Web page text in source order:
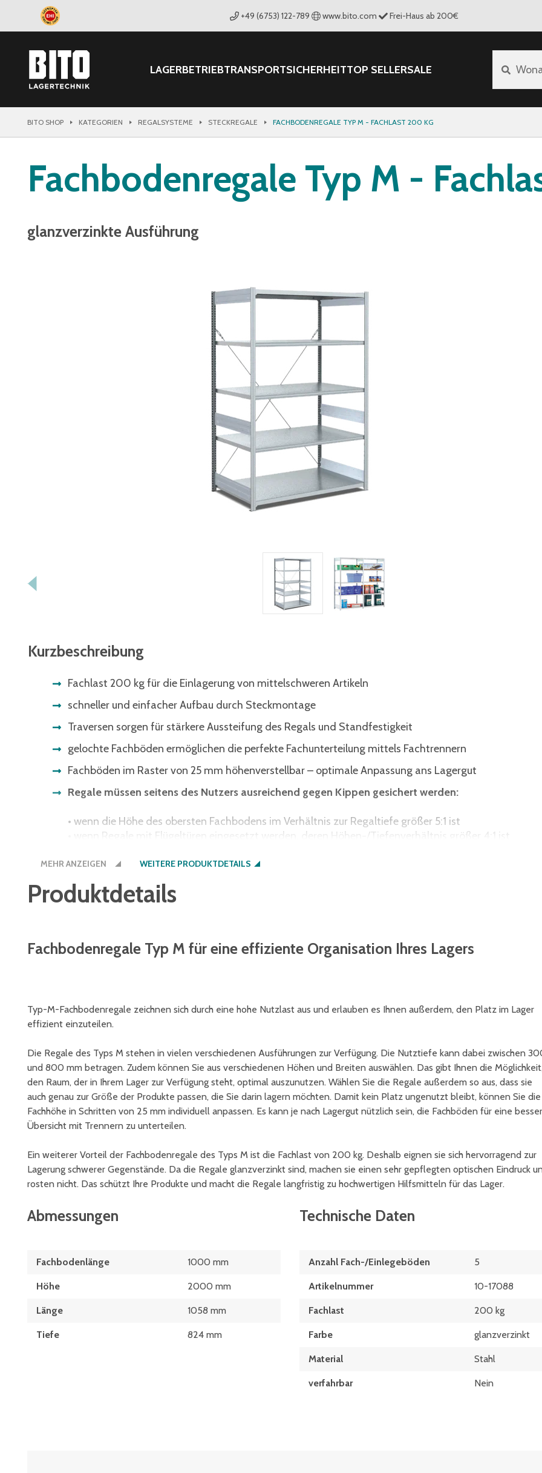
+49 (6753) 122-789 www.bito.com Frei-Haus ab 200€
LAGERBETRIEBTRANSPORTSICHERHEITTOP SELLERSALE
BITO SHOP KATEGORIEN REGALSYSTEME STECKREGALE FACHBODENREGALE TYP M - FACHLAST 200 KG
Fachbodenregale Typ M -
glanzverzinkte Ausführung
Kurzbeschreibung
Fachlast 200 kg für die Einlagerung von mittelschweren Artikeln
schneller und einfacher Aufbau durch Steckmontage
Traversen sorgen für stärkere Aussteifung des Regals und Standfestigkeit
gelochte Fachböden ermöglichen die perfekte Fachunterteilung mittels Fachtrennern
Fachböden im Raster von 25 mm höhenverstellbar – optimale Anpassung ans Lagergut
Regale müssen seitens des Nutzers ausreichend gegen Kippen gesichert werden:
• wenn die Höhe des obersten Fachbodens im Verhältnis zur Regaltiefe größer 5:1 ist
• wenn Regale mit Flügeltüren eingesetzt werden, deren Höhen-/Tiefenverhältnis größer 4:1 ist
werden
MEHR ANZEIGEN WEITERE PRODUKTDETAILS
Produktdetails
Fachbodenregale Typ M für eine effiziente Organisation Ihres Lagers
Typ-M-Fachbodenregale zeichnen sich durch eine hohe Nutzlast aus und erlauben es Ihnen außerdem, den Platz im Lager
effizient einzuteilen.
Die Regale des Typs M stehen in vielen verschiedenen Ausführungen zur Verfügung. Die Nutztiefe kann dabei zwischen
und 800 mm betragen. Zudem können Sie aus verschiedenen Höhen und Breiten auswählen. Das gibt Ihnen die
den Raum, der in Ihrem Lager zur Verfügung steht, optimal auszunutzen. Wählen Sie die Regale außerdem so aus, dass sie
auch genau zur Größe der Produkte passen, die Sie darin lagern möchten. Damit kein Platz ungenutzt bleibt, können Sie die
Fachhöhe in Schritten von 25 mm individuell anpassen. Es kann je nach Lagergut nützlich sein, die Fachböden für eine
Übersicht mit Trennern zu unterteilen.
Ein weiterer Vorteil der Fachbodenregale des Typs M ist die Fachlast von 200 kg. Deshalb eignen sie sich hervorragend zur
Lagerung schwerer Gegenstände. Da die Regale glanzverzinkt sind, machen sie einen sehr gepflegten optischen Eindruck
rosten nicht. Das schützt Ihre Produkte und macht die Regale langfristig zu hochwertigen Hilfsmitteln für das Lager.
Abmessungen
Fachbodenlänge 1000 mm
Höhe 2000 mm
Länge 1058 mm
Tiefe 824 mm
Technische Daten
Anzahl Fach-/Einlegeböden 5
Artikelnummer 10-17088
Fachlast 200 kg
Farbe glanzverzinkt
Material Stahl
verfahrbar Nein